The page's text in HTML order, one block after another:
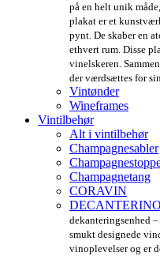
på en helt unik
plakat er et
pynt. De skaber en
ethvert rum. Disse
vinelskeren.
der værdsættes for
Vintønder
Wineframes
Vintilbehør
Alt i vintilbehør
Champagnesabler
Champagnetang
CORAVIN
DECANTERINO
dekanteringsenhed
smukt designede
vinoplevelser og er